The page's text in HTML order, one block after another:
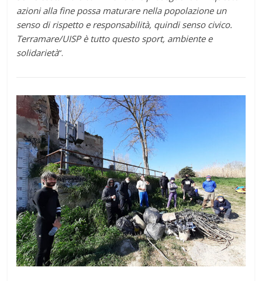
azioni alla fine possa maturare nella popolazione un
senso di rispetto e responsabilità, quindi senso civico.
Terramare/UISP è tutto questo sport, ambiente e
solidarietà“.